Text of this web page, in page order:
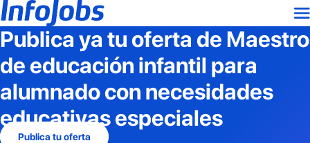
Publica ya tu oferta de Maestro
de educación infantil para
alumnado con necesidades
educativas especiales
Publica tu oferta